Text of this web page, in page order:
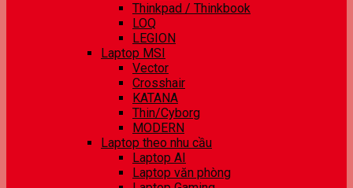
Thinkpad / Thinkbook
LOQ
LEGION
Laptop MSI
Vector
Crosshair
KATANA
Thin/Cyborg
MODERN
Laptop theo nhu cầu
Laptop AI
Laptop văn phòng